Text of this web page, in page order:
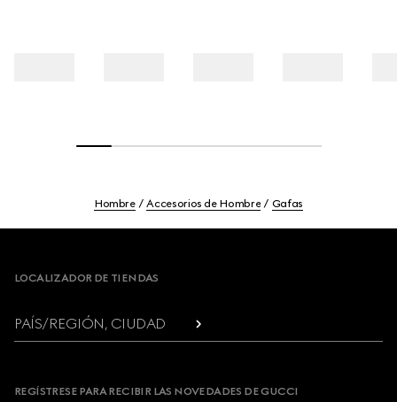
Hombre Accesorios de Hombre Gafas
LOCALIZADOR DE TIENDAS
PAÍS/REGIÓN, CIUDAD
REGÍSTRESE PARA RECIBIR LAS NOVEDADES DE GUCCI